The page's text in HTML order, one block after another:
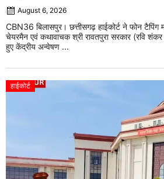
August 6, 2026
CBN36 बिलासपुर। छत्तीसगढ़ हाईकोर्ट ने फोन टैपिंग
चेयरमैन एवं कथावाचक श्री रावतपुरा सरकार (रवि शंकर
हुए केंद्रीय अन्वेषण ...
हाईकोर्ट